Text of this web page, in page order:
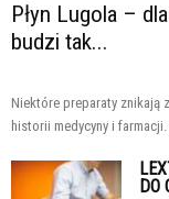
Płyn Lugola –
budzi tak...
Niektóre preparaty znikają
historii medycyny i
DO